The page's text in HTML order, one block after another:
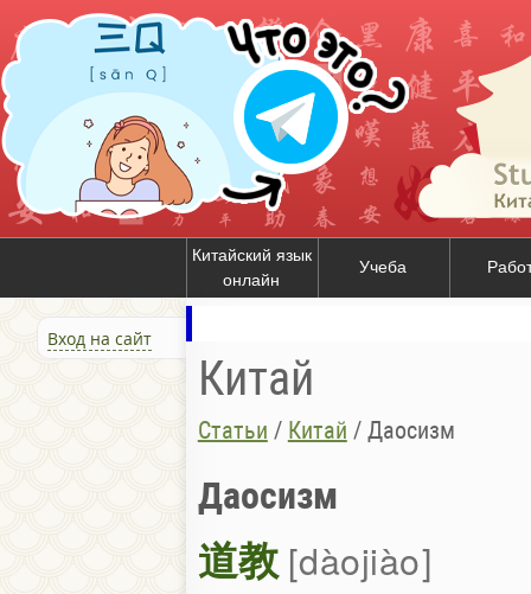
Китайский язык
онлайн
Учеба
Вход на сайт
Китай
Статьи / Китай / Даосизм
Даосизм
道教 dàojiào